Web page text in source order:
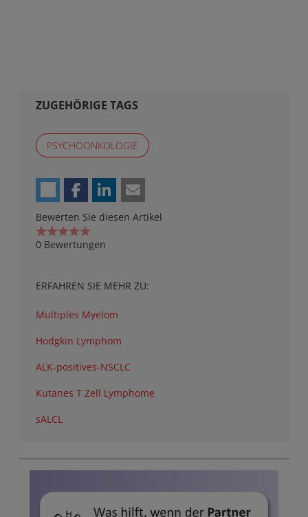
ZUGEHÖRIGE TAGS
PSYCHOONKOLOGIE
Bewerten Sie diesen Artikel
0 Bewertungen
ERFAHREN SIE MEHR ZU:
Multiples Myelom
Hodgkin Lymphom
ALK-positives-NSCLC
Kutanes T Zell Lymphome
sALCL